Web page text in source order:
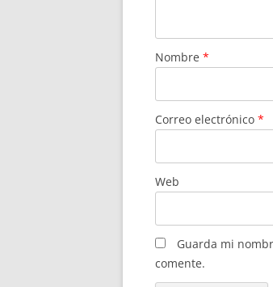
Nombre *
Correo electrónico *
Web
Guarda mi
comente.